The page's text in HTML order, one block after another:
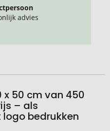
advies
x 50 cm van 450
– als
bedrukken